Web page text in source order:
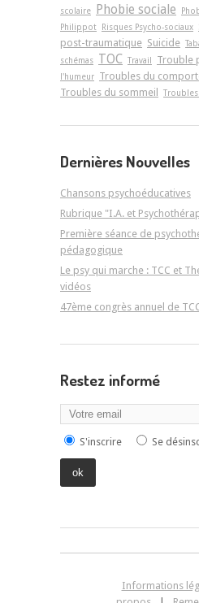
scolaire
Phobie sociale
Philippot Risques Psycho-sociaux
post-traumatique Suicide
schémas TOC Travail Trouble
l'humeur Troubles du
Troubles du sommeil
Dernières Nouvelles
Chansons psychoéducatives
Rubrique "I.A. et
Première séance de
pédagogique
Le psy qui marche : TCC et
vidéos
47ème congrès annuel de
Restez informé
S'inscrire Se
Informations